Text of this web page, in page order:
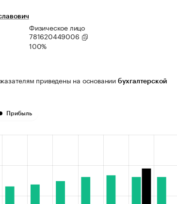
Физическое лицо
781620449006
100%
приведены на основании бухгалтерской
Прибыль